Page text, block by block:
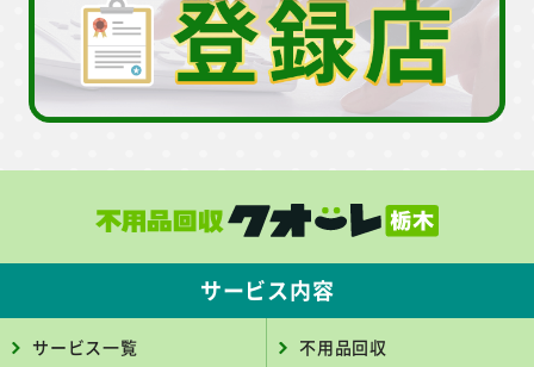
サービス内容
サービス一覧 不用品回収